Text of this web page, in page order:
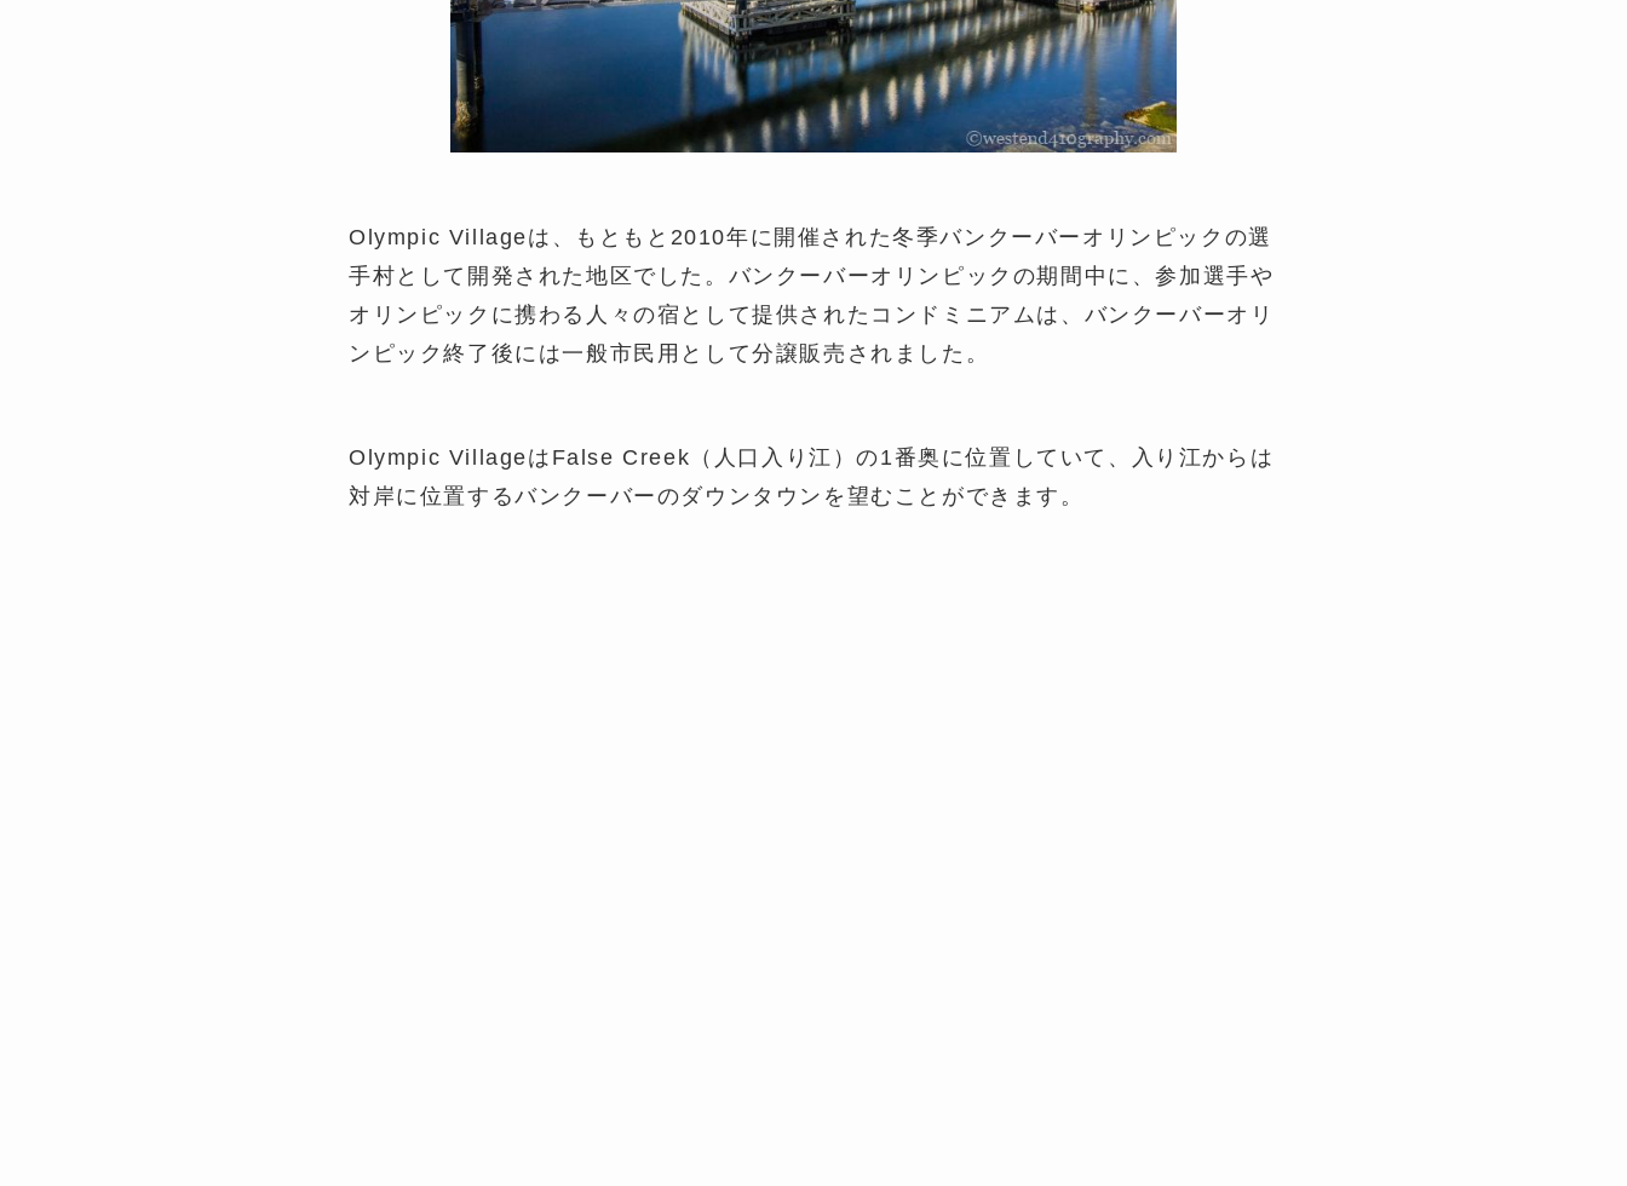
Olympic Villageは、もともと2010年に開催された冬季バンクーバーオリンピックの選
手村として開発された地区でした。バンクーバーオリンピックの期間中に、参加選手や
オリンピックに携わる人々の宿として提供されたコンドミニアムは、バンクーバーオリ
ンピック終了後には一般市民用として分譲販売されました。
Olympic VillageはFalse Creek（人口入り江）の1番奥に位置していて、入り江からは
対岸に位置するバンクーバーのダウンタウンを望むことができます。